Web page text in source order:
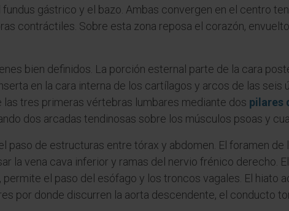
gástrico y el bazo. Ambas convergen en el centro
contráctiles. Sobre esta zona reposa el corazón,
bien definidos. La porción esternal parte de la cara
en la cara interna de los cartílagos y arcos de las seis
las tres primeras vértebras lumbares mediante dos pilares
dos arcadas tendinosas sobre los músculos psoas y
paso de estructuras entre tórax y abdomen. El foramen de
la vena cava inferior y ramas del nervio frénico derecho. El
el paso del esófago y los troncos vagales. El hiato
por donde discurren la aorta descendente, el conducto